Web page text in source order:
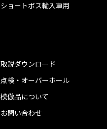
ショートボス輸入車用
取説ダウンロード
点検・オーバーホール
模倣品について
お問い合わせ